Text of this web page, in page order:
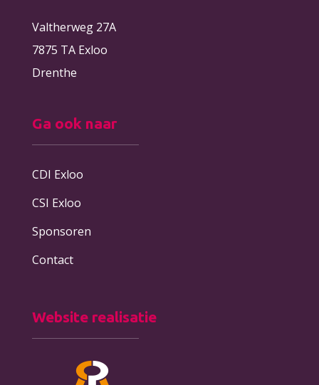
Valtherweg 27A
7875 TA Exloo
Drenthe
Ga ook naar
CDI Exloo
CSI Exloo
Sponsoren
Contact
Website realisatie